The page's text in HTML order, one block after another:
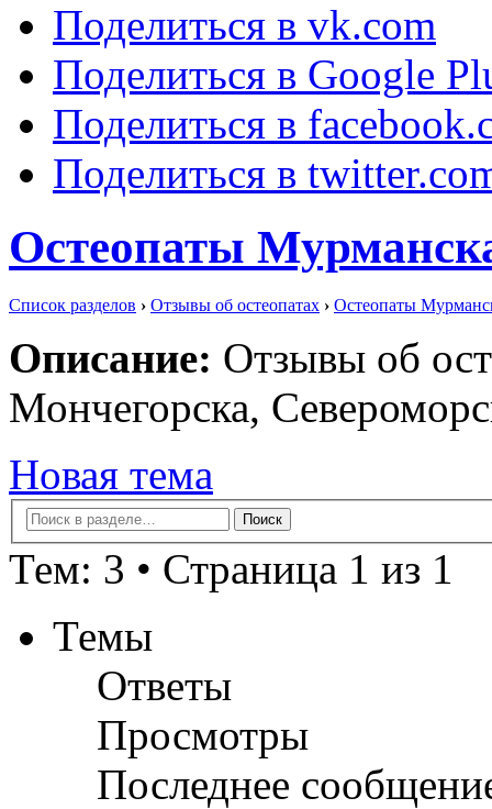
Поделиться в vk.com
Поделиться в Google
Поделиться в
Поделиться в
Остеопаты
Список разделов › Отзывы об остеопатах › Остеопаты
Описание: Отзывы об
Мончегорска,
Новая тема
Тем: 3 • Страница 1 из 1
Темы
Ответы
Просмотры
Последнее